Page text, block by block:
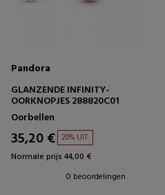
Pandora
GLANZENDE INFINITY-
OORKNOPJES 288820C01
Oorbellen
35,20 € 20% UIT.
Normale prijs 44,00 €
0 beoordelingen